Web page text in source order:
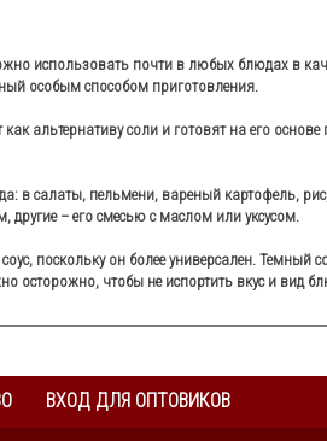
использовать почти в любых блюдах в
особым способом приготовления.
альтернативу соли и готовят на его основе
в салаты, пельмени, вареный картофель, рис,
– его смесью с маслом или уксусом.
поскольку он более универсален. Темный
осторожно, чтобы не испортить вкус и вид
ВХОД ДЛЯ ОПТОВИКОВ